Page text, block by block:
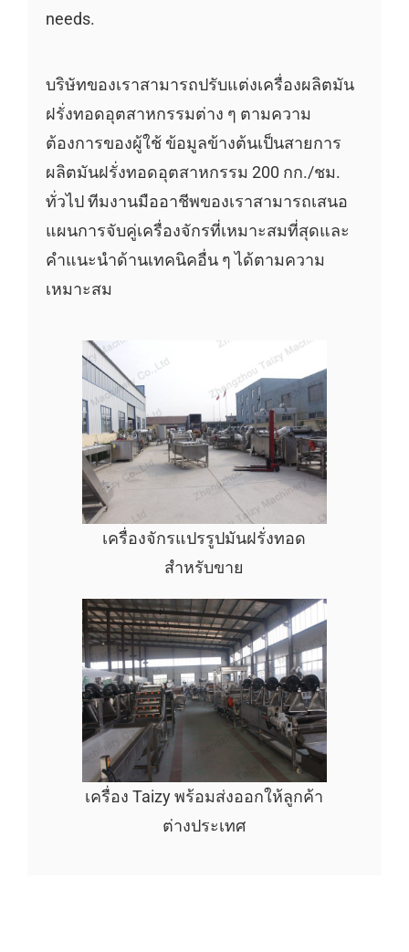
needs.
บริษัทของเราสามารถปรับแต่งเครื่องผลิตมัน
ฝรั่งทอดอุตสาหกรรมต่าง ๆ ตามความ
ต้องการของผู้ใช้ ข้อมูลข้างต้นเป็นสายการ
ผลิตมันฝรั่งทอดอุตสาหกรรม 200 กก./ชม.
ทั่วไป ทีมงานมืออาชีพของเราสามารถเสนอ
แผนการจับคู่เครื่องจักรที่เหมาะสมที่สุดและ
คำแนะนำด้านเทคนิคอื่น ๆ ได้ตามความ
เหมาะสม
เครื่องจักรแปรรูปมันฝรั่งทอด
สำหรับขาย
เครื่อง Taizy พร้อมส่งออกให้ลูกค้า
ต่างประเทศ